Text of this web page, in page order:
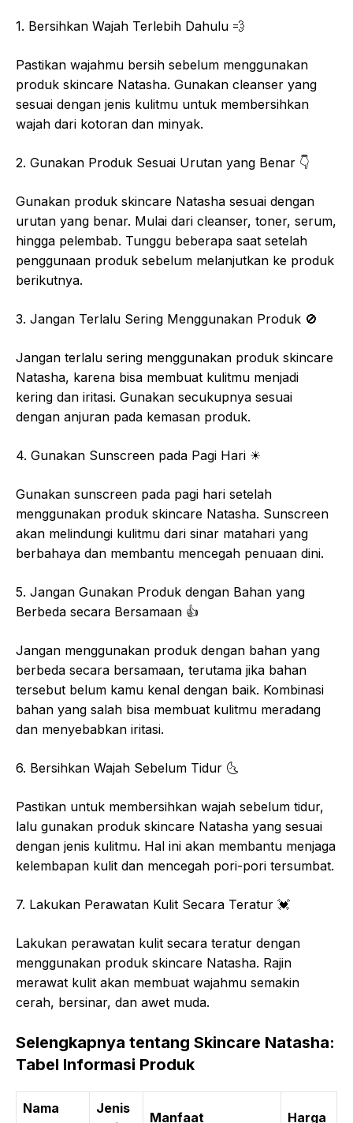
1. Bersihkan Wajah Terlebih Dahulu 💨
Pastikan wajahmu bersih sebelum menggunakan
produk skincare Natasha. Gunakan cleanser yang
sesuai dengan jenis kulitmu untuk membersihkan
wajah dari kotoran dan minyak.
2. Gunakan Produk Sesuai Urutan yang Benar 👇
Gunakan produk skincare Natasha sesuai dengan
urutan yang benar. Mulai dari cleanser, toner, serum,
hingga pelembab. Tunggu beberapa saat setelah
penggunaan produk sebelum melanjutkan ke produk
berikutnya.
3. Jangan Terlalu Sering Menggunakan Produk 🚫
Jangan terlalu sering menggunakan produk skincare
Natasha, karena bisa membuat kulitmu menjadi
kering dan iritasi. Gunakan secukupnya sesuai
dengan anjuran pada kemasan produk.
4. Gunakan Sunscreen pada Pagi Hari ☀
Gunakan sunscreen pada pagi hari setelah
menggunakan produk skincare Natasha. Sunscreen
akan melindungi kulitmu dari sinar matahari yang
berbahaya dan membantu mencegah penuaan dini.
5. Jangan Gunakan Produk dengan Bahan yang
Berbeda secara Bersamaan 👍
Jangan menggunakan produk dengan bahan yang
berbeda secara bersamaan, terutama jika bahan
tersebut belum kamu kenal dengan baik. Kombinasi
bahan yang salah bisa membuat kulitmu meradang
dan menyebabkan iritasi.
6. Bersihkan Wajah Sebelum Tidur 🌜
Pastikan untuk membersihkan wajah sebelum tidur,
lalu gunakan produk skincare Natasha yang sesuai
dengan jenis kulitmu. Hal ini akan membantu menjaga
kelembapan kulit dan mencegah pori-pori tersumbat.
7. Lakukan Perawatan Kulit Secara Teratur 💓
Lakukan perawatan kulit secara teratur dengan
menggunakan produk skincare Natasha. Rajin
merawat kulit akan membuat wajahmu semakin
cerah, bersinar, dan awet muda.
Selengkapnya tentang Skincare Natasha:
Tabel Informasi Produk
Nama
Jenis
Manfaat Harga